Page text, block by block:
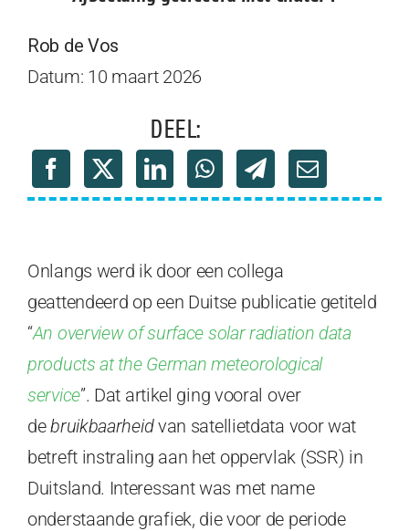
Rob de Vos
Datum: 10 maart 2026
DEEL:
Onlangs werd ik door een collega
geattendeerd op een Duitse publicatie getiteld
“An overview of surface solar radiation data
products at the German meteorological
service”. Dat artikel ging vooral over
debruikbaarheidvan satellietdata voor wat
betreft instraling aan het oppervlak (SSR) in
Duitsland. Interessant was met name
onderstaande grafiek, die voor de periode